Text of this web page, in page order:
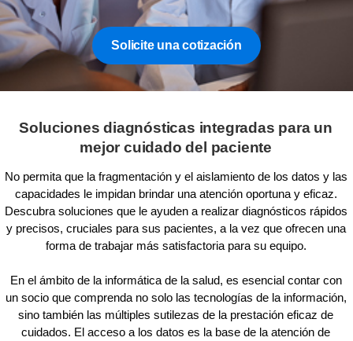
Solicite una cotización
Soluciones diagnósticas integradas para un
mejor cuidado del paciente
No permita que la fragmentación y el aislamiento de los datos y las
capacidades le impidan brindar una atención oportuna y eficaz.
Descubra soluciones que le ayuden a realizar diagnósticos rápidos
y precisos, cruciales para sus pacientes, a la vez que ofrecen una
forma de trabajar más satisfactoria para su equipo.
En el ámbito de la informática de la salud, es esencial contar con
un socio que comprenda no solo las tecnologías de la información,
sino también las múltiples sutilezas de la prestación eficaz de
cuidados. El acceso a los datos es la base de la atención de